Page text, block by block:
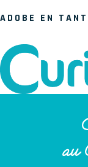
ADOBE EN
au